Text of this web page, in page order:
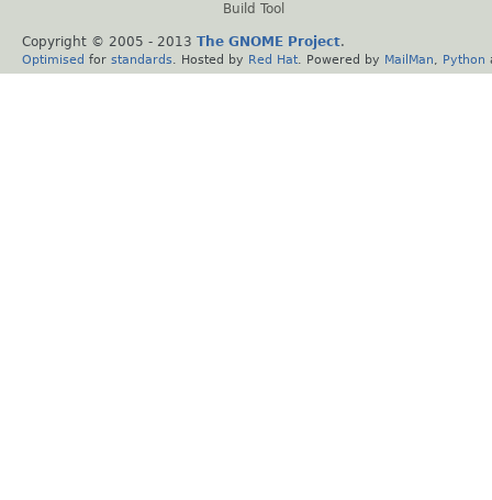
Build Tool
Copyright © 2005 - 2013 The GNOME Project.
Optimised for standards . Hosted by Red Hat . Powered by MailMan Python